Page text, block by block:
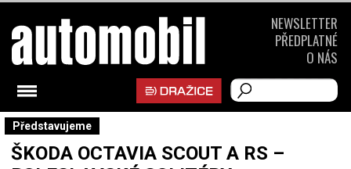
Představujeme
ŠKODA OCTAVIA SCOUT A RS –
NEWSLETTER
PŘEDPLATNÉ
O NÁS